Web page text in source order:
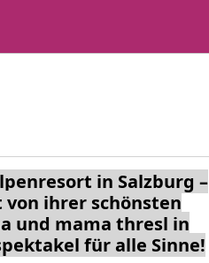
in Salzburg –
ihrer schönsten
und mama thresl in
für alle Sinne!